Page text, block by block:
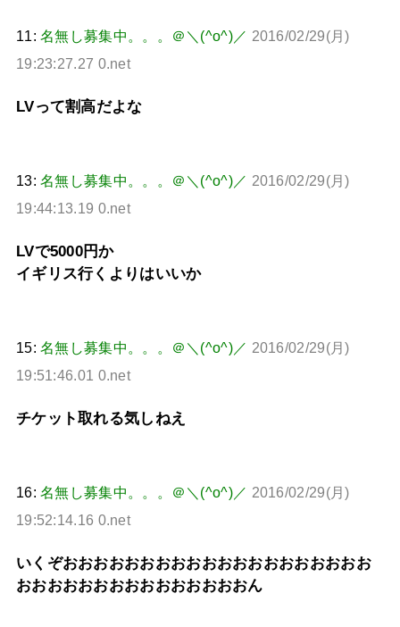
11:名無し募集中。。。＠＼(^o^)／ 2016/02/29(月)
19:23:27.27 0.net
LVって割高だよな
13:名無し募集中。。。＠＼(^o^)／ 2016/02/29(月)
19:44:13.19 0.net
LVで5000円か
イギリス行くよりはいいか
15:名無し募集中。。。＠＼(^o^)／ 2016/02/29(月)
19:51:46.01 0.net
チケット取れる気しねえ
16:名無し募集中。。。＠＼(^o^)／ 2016/02/29(月)
19:52:14.16 0.net
いくぞおおおおおおおおおおおおおおおおおおおお
おおおおおおおおおおおおおおおん